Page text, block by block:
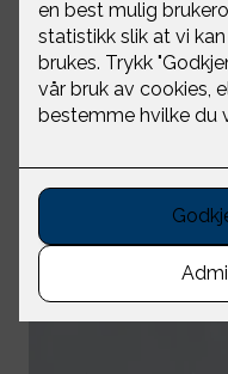
vimpler og tilbehør -
internasjonale flagg,
pins.
Oslo Flaggfabrikk er
Filtre
Velg kategori